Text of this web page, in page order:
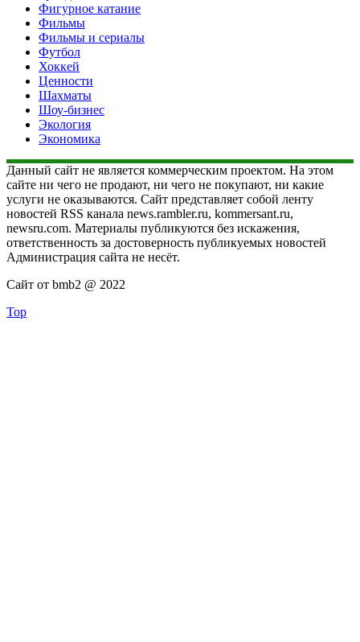
Фигурное катание
Фильмы
Фильмы и сериалы
Футбол
Хоккей
Ценности
Шахматы
Шоу-бизнес
Экология
Экономика
Данный сайт не является коммерческим проектом. На этом
сайте ни чего не продают, ни чего не покупают, ни какие
услуги не оказываются. Сайт представляет собой ленту
новостей RSS канала news.rambler.ru, kommersant.ru,
newsru.com. Материалы публикуются без искажения,
ответственность за достоверность публикуемых новостей
Администрация сайта не несёт.
Сайт от bmb2 @ 2022
Top